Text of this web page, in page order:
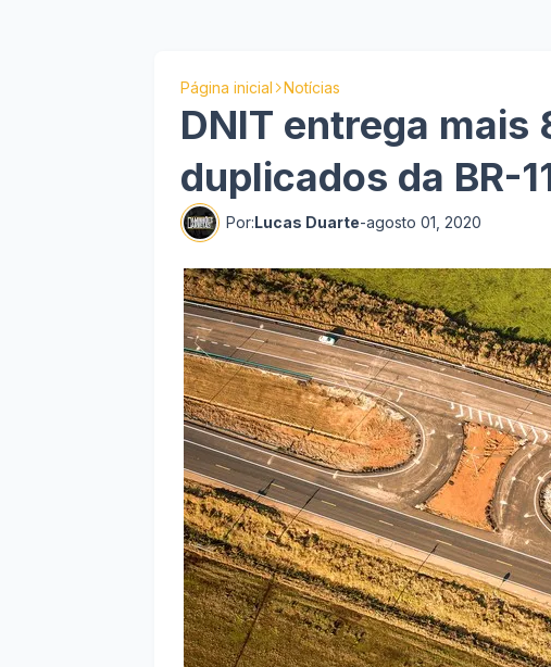
Página inicial Notícias
DNIT entrega mais
duplicados da BR-
Por:Lucas Duarte-agosto 01, 2020